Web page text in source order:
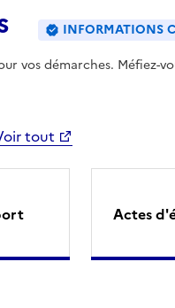
INFORMATIONS
vos démarches. Méfiez-
tout
Actes